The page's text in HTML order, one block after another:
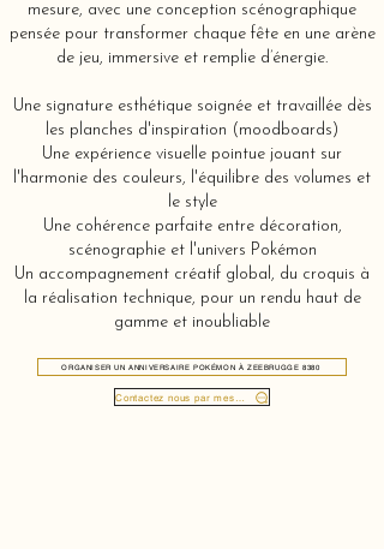
mesure, avec une conception scénographique
pensée pour transformer chaque fête en une arène
de jeu, immersive et remplie d’énergie.
Une signature esthétique soignée et travaillée dès
les planches d'inspiration (moodboards)
Une expérience visuelle pointue jouant sur
l'harmonie des couleurs, l'équilibre des volumes et
le style
Une cohérence parfaite entre décoration,
scénographie et l'univers Pokémon
Un accompagnement créatif global, du croquis à
la réalisation technique, pour un rendu haut de
gamme et inoubliable
ORGANISER UN ANNIVERSAIRE POKÉMON À ZEEBRUGGE 8380